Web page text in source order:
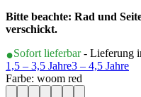
Bitte beachte: Rad und
verschickt.
Sofort lieferbar- Lieferung
1,5 – 3,5 Jahre3 – 4,5 Jahre
Farbe: woom red